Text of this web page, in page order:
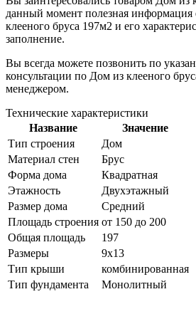
данный момент полезная информация
клееного бруса 197м2 и его
заполнение.
Вы всегда можете позвонить по
консультации по Дом из клееного
менеджером.
Технические характеристики
Название
Значение
Тип строения
Дом
Материал стен
Брус
Форма дома
Квадратная
Этажность
Двухэтажный
Размер дома
Средний
Площадь строения от 150 до 200
Общая площадь
197
Размеры
9x13
Тип крыши
комбинированная
Тип фундамента
Монолитный